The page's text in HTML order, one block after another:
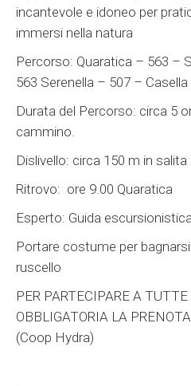
incantevole e idoneo per
immersi nella natura
Percorso: Quaratica – 563 –
563 Serenella – 507 –
Durata del Percorso: circa 5
cammino.
Dislivello: circa 150 m in
Ritrovo: ore 9.00 Quaratica
Esperto: Guida
Portare costume per
ruscello
PER PARTECIPARE A TUTTE
OBBLIGATORIA LA
(Coop Hydra)